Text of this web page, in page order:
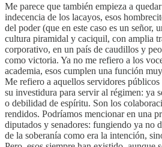
Me parece que también empieza a
indecencia de los lacayos, esos
del poder (que en este caso es un señor,
cultura piramidal y caciquil, con amplia
corporativo, en un país de caudillos y
como victoria. Ya no me refiero a los
academia, esos cumplen una función
Me refiero a aquellos servidores
su investidura para servir al régimen: ya
o debilidad de espíritu. Son los
rendidos. Podríamos mencionar en una
diputados y senadores: fungiendo ya no
de la soberanía como era la intención,